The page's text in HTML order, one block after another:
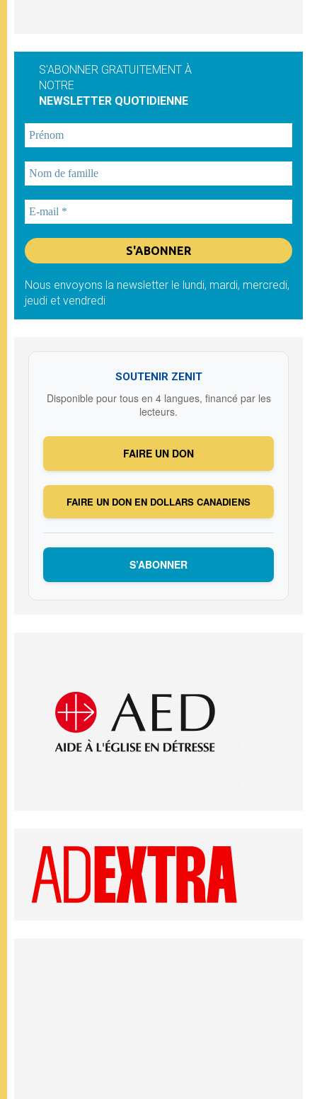
S'ABONNER GRATUITEMENT À
NOTRE
NEWSLETTER QUOTIDIENNE
Nous envoyons la newsletter le lundi, mardi, mercredi,
jeudi et vendredi
SOUTENIR ZENIT
Disponible pour tous en 4 langues, financé par les
lecteurs.
FAIRE UN DON
FAIRE UN DON EN DOLLARS CANADIENS
S’ABONNER